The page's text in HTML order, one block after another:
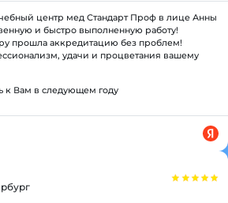
центр мед Стандарт Проф в лице Анны
и быстро выполненную работу!
прошла аккредитацию без проблем!
удачи и процветания вашему
к Вам в следующем году